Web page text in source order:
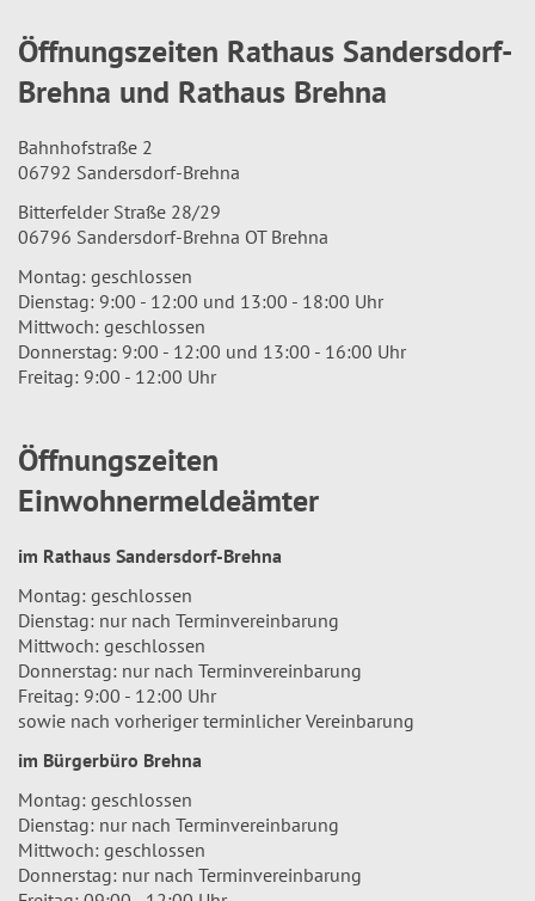
Öffnungszeiten Rathaus Sandersdorf-
Brehna und Rathaus Brehna
Bahnhofstraße 2
06792 Sandersdorf-Brehna
Bitterfelder Straße 28/29
06796 Sandersdorf-Brehna OT Brehna
Montag: geschlossen
Dienstag: 9:00 - 12:00 und 13:00 - 18:00 Uhr
Mittwoch: geschlossen
Donnerstag: 9:00 - 12:00 und 13:00 - 16:00 Uhr
Freitag: 9:00 - 12:00 Uhr
Öffnungszeiten
Einwohnermeldeämter
im Rathaus Sandersdorf-Brehna
Montag: geschlossen
Dienstag: nur nach Terminvereinbarung
Mittwoch: geschlossen
Donnerstag: nur nach Terminvereinbarung
Freitag: 9:00 - 12:00 Uhr
sowie nach vorheriger terminlicher Vereinbarung
im Bürgerbüro Brehna
Montag: geschlossen
Dienstag: nur nach Terminvereinbarung
Mittwoch: geschlossen
Donnerstag: nur nach Terminvereinbarung